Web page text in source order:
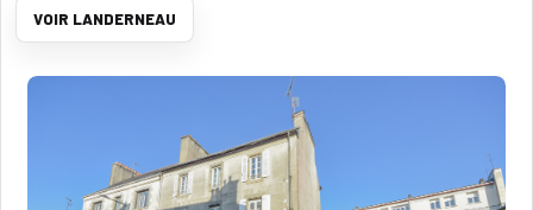
VOIR LANDERNEAU